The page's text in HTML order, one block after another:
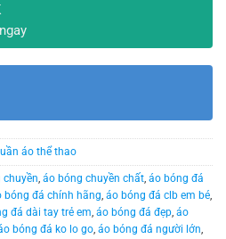
áo thể thao
chuyền, áo bóng chuyền chất, áo bóng đá
bóng đá chính hãng, áo bóng đá clb em bé,
đá dài tay trẻ em, áo bóng đá đẹp, áo
bóng đá ko lo go, áo bóng đá người lớn,